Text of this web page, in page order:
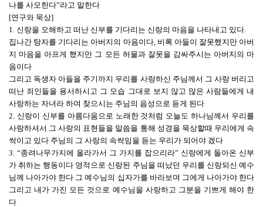
나를 사모한다”라고 말한다
[연구와 묵상]
1. 신랑을 오해하고 떠난 신부를 기다리는 신랑의 마음을 나타내고 있다.
집나간 탕자를 기다리는 아버지의 마음이다, 비록 아들이 잘못했지만 아버
지 마음을 아프게 했지만 그 모든 허물과 잘못을 감싸주시는 아버지의 마
음이다
그리고 독생자 아들을 주기까지 우리를 사랑하신 주님께서 그 사랑 버리고
떠난 죄인들을 용서하시고 그 모습 그대로 보지 않고 많은 사람들에게 내
사랑하는 자녀라 하며 찾으시는 주님의 음성으로 듣게 된다
2. 신랑이 신부를 아름다움으로 노래한 것처럼 오늘도 하나님께서 우리를
사랑하셔서 그 사랑의 표현들을 말씀을 통해 성경을 묵상할때 우리에게 속
싹이고 있다 주님의 그 사랑의 속싹임을 듣는 우리가 되어야 겠다
3. “종려나무가지에 올라가서 그 가지를 잡으리라” 신랑에게 돌아온 신부
가 취하는 행동이다 영적으로 신랑된 주님을 떠났던 우리를 신랑되신 예수
님께 나아가야 한다 그 예수님의 십자가를 바라보며 그에게 나아가야 한다
그리고 내가 가진 모든 것으로 예수님을 사랑하고 그분을 기쁘게 해야 한
다